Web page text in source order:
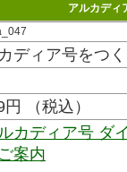
アルカディ
ディア号をつ
（税込）
ルカディア号 ダ
案内